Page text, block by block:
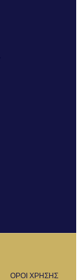
ΟΡΟΙ ΧΡΗΣΗΣ